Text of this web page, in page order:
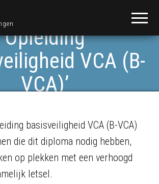
Opleiding
VCA (B-
VCA)’
basisveiligheid VCA (B-VCA)
die dit diploma nodig hebben,
op plekken met een verhoogd
letsel.